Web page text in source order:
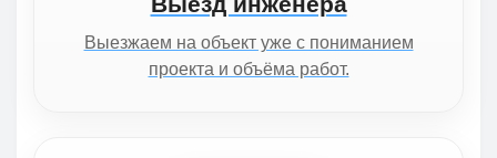
Выезжаем на объект уже с пониманием
проекта и объёма работ.